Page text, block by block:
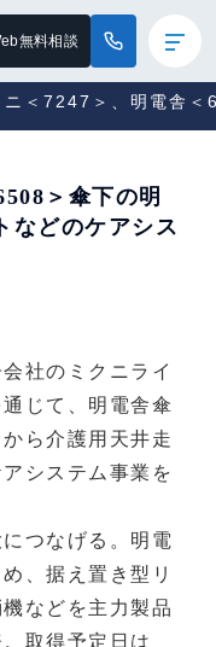
無料相談
ニ＜7247＞、明電舎
＞傘下の明
などのケアシス
社のミクニライ
じて、明電舎傘
ら介護用天井走
システム事業を
つなげる。明電
、据え置き型リ
などを主力製品
取得予定日は